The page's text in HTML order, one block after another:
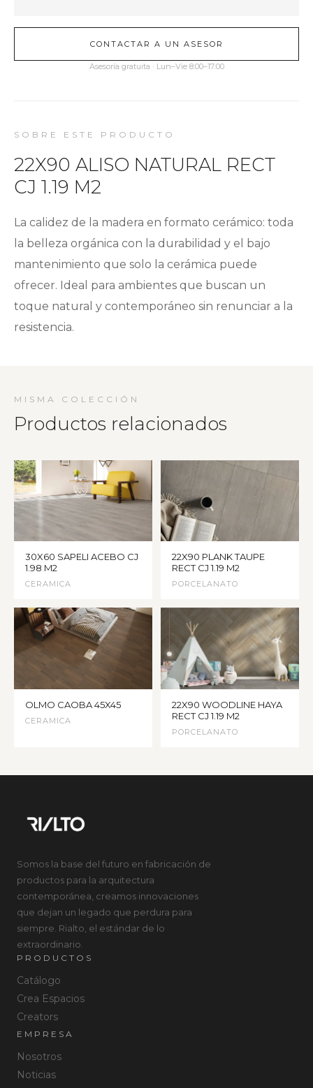
CONTACTAR A UN ASESOR
Asesoría gratuita · Lun–Vie 8:00–17:00
SOBRE ESTE PRODUCTO
22X90 ALISO NATURAL RECT
CJ 1.19 M2
La calidez de la madera en formato cerámico: toda
la belleza orgánica con la durabilidad y el bajo
mantenimiento que solo la cerámica puede
ofrecer. Ideal para ambientes que buscan un
toque natural y contemporáneo sin renunciar a la
resistencia.
MISMA COLECCIÓN
Productos relacionados
30X60 SAPELI ACEBO CJ
1.98 M2
CERAMICA
22X90 PLANK TAUPE
RECT CJ 1.19 M2
PORCELANATO
OLMO CAOBA 45X45
CERAMICA
22X90 WOODLINE HAYA
RECT CJ 1.19 M2
PORCELANATO
Somos la base del futuro en fabricación de
productos para la arquitectura
contemporánea, creamos innovaciones
que dejan un legado que perdura para
siempre. Rialto, el estándar de lo
extraordinario.
PRODUCTOS
Catálogo
Crea Espacios
Creators
EMPRESA
Nosotros
Noticias